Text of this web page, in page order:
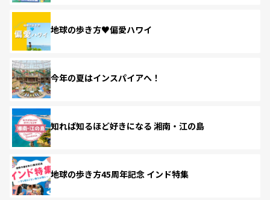
地球の歩き方♥偏愛ハワイ
今年の夏はインスパイアへ！
知れば知るほど好きになる 湘南・江の島
地球の歩き方45周年記念 インド特集